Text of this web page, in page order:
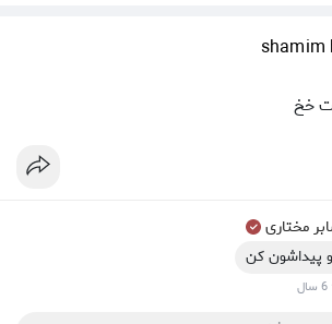
shamim
خخ
مختاری
پیداشون کن
6 سال